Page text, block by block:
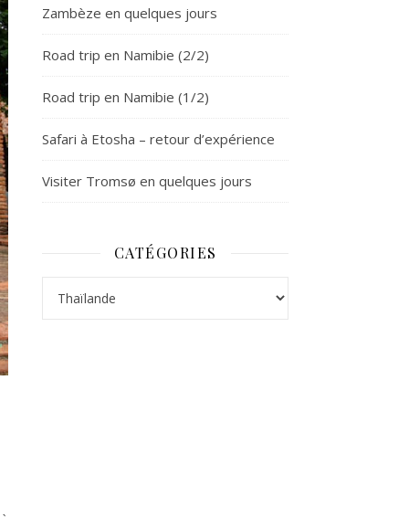
Zambèze en quelques jours
Road trip en Namibie (2/2)
Road trip en Namibie (1/2)
Safari à Etosha – retour d’expérience
Visiter Tromsø en quelques jours
CATÉGORIES